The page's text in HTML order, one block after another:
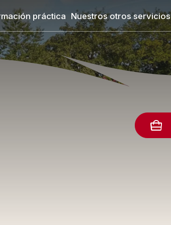
práctica Nuestros otros servicios